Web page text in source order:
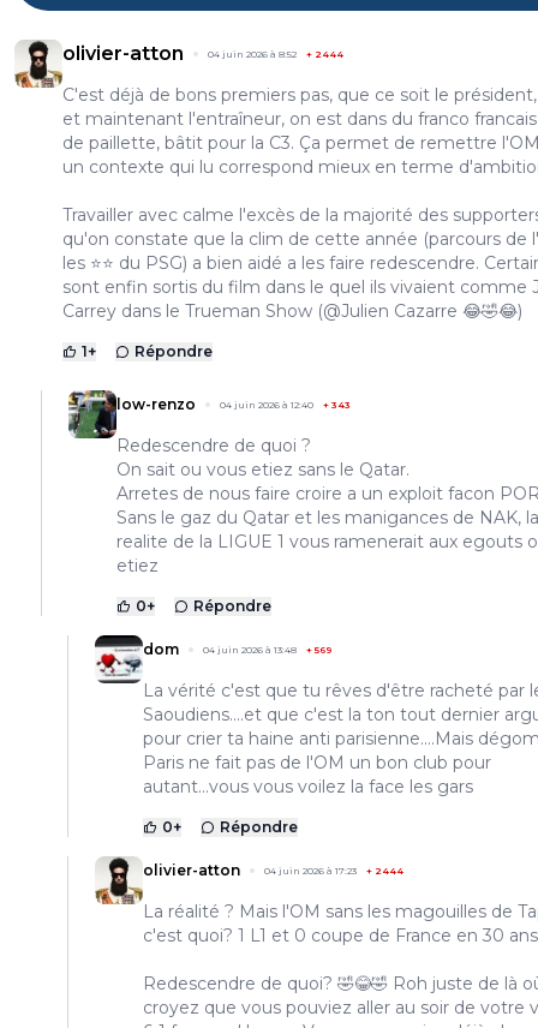
olivier-atton 04 juin 2026 à 8:52 + 2444
C'est déjà de bons premiers pas, que ce soit le
et maintenant l'entraîneur, on est dans du franco
de paillette, bâtit pour la C3. Ça permet de remettre
un contexte qui lu correspond mieux en terme
Travailler avec calme l'excès de la majorité des
qu'on constate que la clim de cette année (parcours de
les ⭐⭐ du PSG) a bien aidé a les faire redescendre.
sont enfin sortis du film dans le quel ils vivaient comme
Carrey dans le Trueman Show (@Julien Cazarre 😂🤣😂)
1+ Répondre
low-renzo 04 juin 2026 à 12:40 + 343
Redescendre de quoi ?
On sait ou vous etiez sans le Qatar.
Arretes de nous faire croire a un exploit facon
Sans le gaz du Qatar et les manigances de NAK, la
realite de la LIGUE 1 vous ramenerait aux egouts
etiez
0+ Répondre
dom 04 juin 2026 à 13:48 +569
La vérité c'est que tu rêves d'être racheté par
Saoudiens....et que c'est la ton tout dernier
pour crier ta haine anti parisienne....Mais
Paris ne fait pas de l'OM un bon club pour
autant...vous vous voilez la face les gars
0+ Répondre
olivier-atton 04 juin 2026 à 17:23 + 2444
La réalité ? Mais l'OM sans les magouilles de
c'est quoi? 1 L1 et 0 coupe de France en 30
Redescendre de quoi? 🤣😂🤣 Roh juste de là
croyez que vous pouviez aller au soir de votre